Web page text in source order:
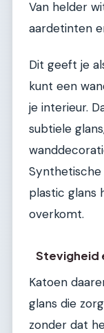
Van helder
aardetinten
Dit geeft je
kunt een
je interieur.
subtiele
plastic glans
overkomt.
Stevigheid
Katoen
glans die
zonder dat